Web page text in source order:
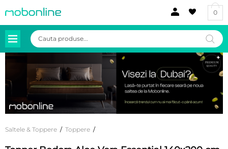
0
Products
search
Saltele & Toppere / Toppere /